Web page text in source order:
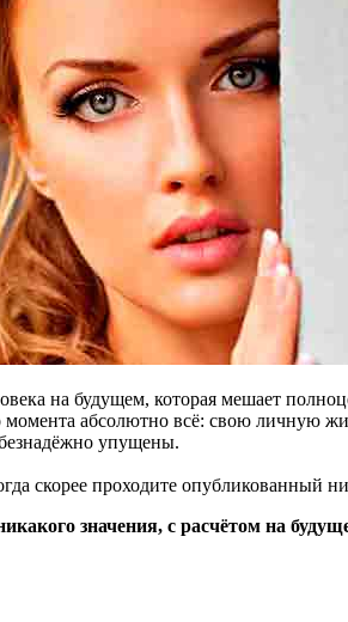
на будущем, которая мешает
абсолютно всё: свою личную
упущены.
скорее проходите опубликованный
значения, с расчётом на